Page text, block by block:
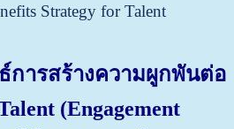
Strategy for Talent
ารสร้างความผูกพันต่อ
(Engagement